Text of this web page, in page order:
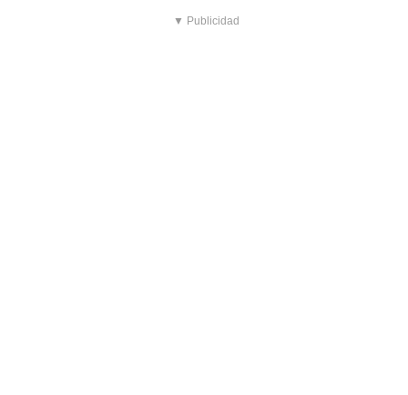
▼ Publicidad